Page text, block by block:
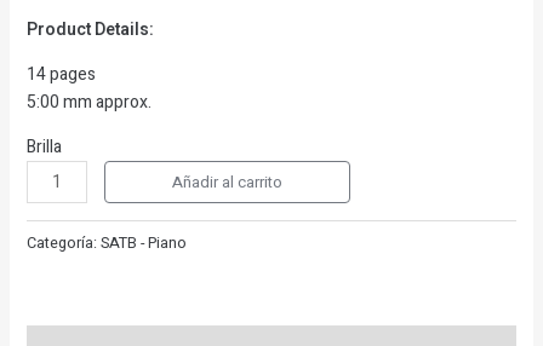
Product Details:
14 pages
5:00 mm approx.
Brilla
Añadir al carrito
Categoría: SATB - Piano